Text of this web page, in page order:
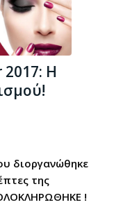
Η
διοργανώθηκε
της
!